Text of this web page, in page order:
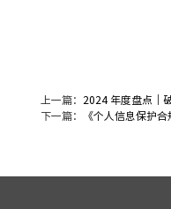
上一篇： 2024 年度盘点｜
下一篇：
《个人信息保护